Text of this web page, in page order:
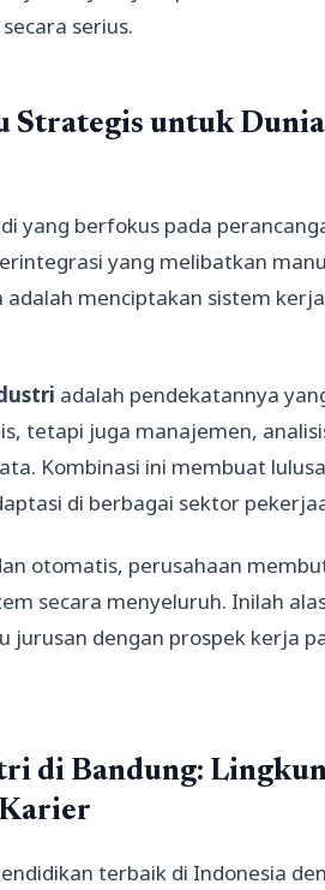
serius.
Strategis untuk
yang berfokus pada
yang melibatkan
menciptakan sistem
adalah pendekatannya
tetapi juga manajemen,
Kombinasi ini membuat
di berbagai sektor
otomatis, perusahaan
secara menyeluruh. Inilah
jurusan dengan prospek kerja
di Bandung:
terbaik di Indonesia